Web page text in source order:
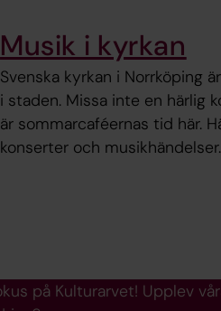
Musik i kyrkan
Svenska kyrkan i Norrköping
i staden. Missa inte en härlig
är sommarcaféernas tid här.
konserter och musikhändelser.
på Kulturarvet! Upplev